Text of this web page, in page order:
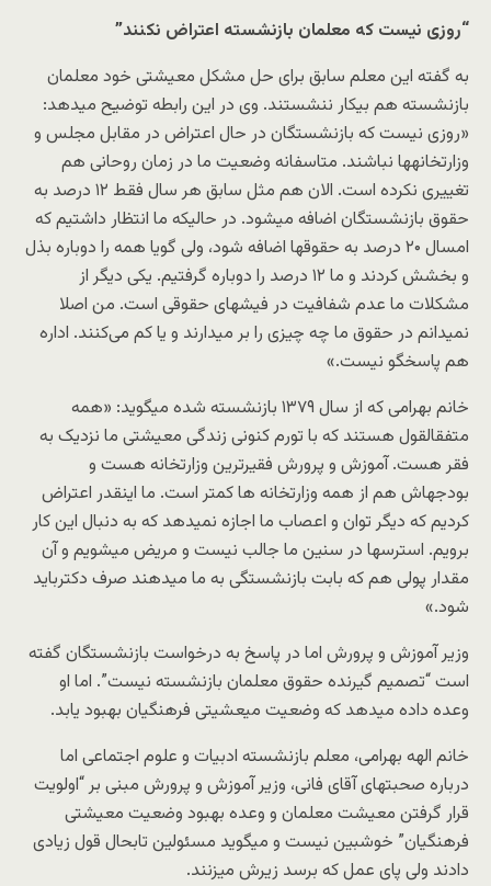
“روزی نیست که معلمان بازنشسته اعتراض نکنند”
به گفته این معلم سابق برای حل مشکل معیشتی خود معلمان
بازنشسته هم بیکار ننشستند. وی در این رابطه توضیح میدهد:
«روزی نیست که بازنشستگان در حال اعتراض در مقابل مجلس و
وزارتخانهها نباشند. متاسفانه وضعیت ما در زمان روحانی هم
تغییری نکرده است. الان هم مثل سابق هر سال فقط ۱۲ درصد به
حقوق بازنشستگان اضافه میشود. در حالیکه ما انتظار داشتیم که
امسال ۲۰ درصد به حقوقها اضافه شود، ولی گویا همه را دوباره بذل
و بخشش کردند و ما ۱۲ درصد را دوباره گرفتیم. یکی دیگر از
مشکلات ما عدم شفافیت در فیشهای حقوقی است. من اصلا
نمیدانم در حقوق ما چه چیزی را بر میدارند و یا کم می‌کنند. اداره
هم پاسخگو نیست.»
خانم بهرامی که از سال ۱۳۷۹ بازنشسته شده میگوید: «همه
متفقالقول هستند که با تورم کنونی زندگی معیشتی ما نزدیک به
فقر هست. آموزش و پرورش فقیرترین وزارتخانه هست و
بودجهاش هم از همه وزارتخانه ها کمتر است. ما اینقدر اعتراض
کردیم که دیگر توان و اعصاب ما اجازه نمیدهد که به دنبال این کار
برویم. استرسها در سنین ما جالب نیست و مریض میشویم و آن
مقدار پولی هم که بابت بازنشستگی به ما میدهند صرف دکترباید
شود.»
وزیر آموزش و پرورش اما در پاسخ به درخواست بازنشستگان گفته
است “تصمیم گیرنده حقوق معلمان بازنشسته نیست”. اما او
وعده داده میدهد که وضعیت میعشیتی فرهنگیان بهبود یابد.
خانم الهه بهرامی، معلم بازنشسته ادبیات و علوم اجتماعی اما
درباره صحبتهای آقای فانی، وزیر آموزش و پرورش مبنی بر “اولویت
قرار گرفتن معیشت معلمان و وعده بهبود وضعیت معیشتی
فرهنگیان” خوشبین نیست و میگوید مسئولین تابحال قول زیادی
دادند ولی پای عمل که برسد زیرش میزنند.